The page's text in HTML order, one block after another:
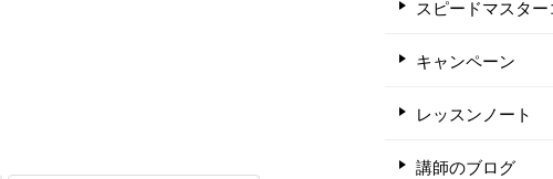
スピードマスター
キャンペーン
レッスンノート
講師のブログ